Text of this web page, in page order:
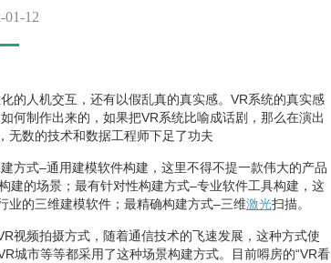
01-12
的人机交互，还有以假乱真的真实感。VR系统的真实感
何制作出来的，如果把VR系统比喻成话剧，那么在演出
无数的技术和数据工程师下足了功夫
方式–通用建模软件构建，这里不得不提一款伟大的产品
建的场景；最有针对性构建方式–专业软件工具构建，这
业的三维建模软件；最精确构建方式–三维激光扫描。
视频拍摄方式，随着通信技术的飞速发展，这种方式使
城市等等都采用了这种场景构建方式。目前嘚房的“VR看